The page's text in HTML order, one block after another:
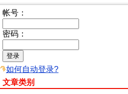
帐号：
密码：
如何自动登录?
文章类别